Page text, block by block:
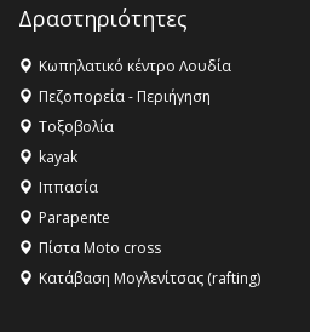
Δραστηριότητες
Κωπηλατικό κέντρο Λουδία
Πεζοπορεία - Περιήγηση
Τοξοβολία
kayak
Ιππασία
Parapente
Πίστα Moto cross
Κατάβαση Μογλενίτσας (rafting)